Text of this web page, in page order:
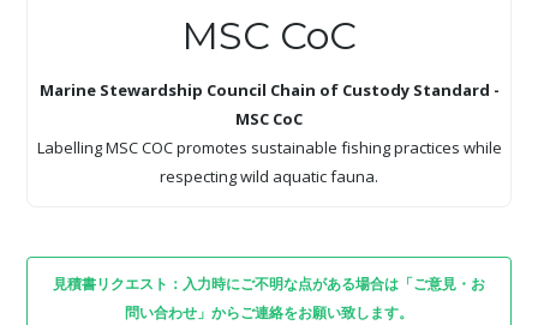
MSC CoC
Marine Stewardship Council Chain of Custody Standard -
MSC CoC
Labelling MSC COC promotes sustainable fishing practices while
respecting wild aquatic fauna.
見積書リクエスト：入力時にご不明な点がある場合は「ご意見・お
問い合わせ」からご連絡をお願い致します。